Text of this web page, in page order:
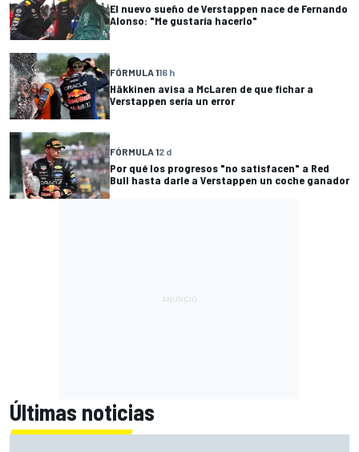
El nuevo sueño de Verstappen nace de Fernando
Alonso: "Me gustaría hacerlo"
FÓRMULA 116 h
Häkkinen avisa a McLaren de que fichar a
Verstappen sería un error
FÓRMULA 12 d
Por qué los progresos "no satisfacen" a Red
Bull hasta darle a Verstappen un coche ganador
Últimas noticias